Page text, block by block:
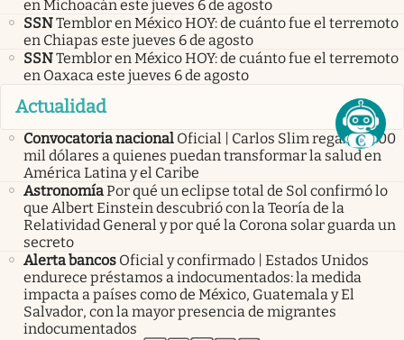
en Michoacán este jueves 6 de agosto
SSNTemblor en México HOY: de cuánto fue el terremoto
en Chiapas este jueves 6 de agosto
SSNTemblor en México HOY: de cuánto fue el terremoto
en Oaxaca este jueves 6 de agosto
Actualidad
Convocatoria nacional Oficial | Carlos Slim regalará 100
mil dólares a quienes puedan transformar la salud en
América Latina y el Caribe
AstronomíaPor qué un eclipse total de Sol confirmó lo
que Albert Einstein descubrió con la Teoría de la
Relatividad General y por qué la Corona solar guarda un
secreto
Alerta bancos Oficial y confirmado | Estados Unidos
endurece préstamos a indocumentados: la medida
impacta a países como de México, Guatemala y El
Salvador, con la mayor presencia de migrantes
indocumentados